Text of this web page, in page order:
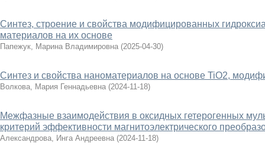
Синтез, строение и свойства модифицированных
материалов на их основе
Папежук, Марина Владимировна (2025-04-30)
Синтез и свойства наноматериалов на основе TiO2,
Волкова, Мария Геннадьевна (2024-11-18)
Межфазные взаимодействия в оксидных гетерогенных
критерий эффективности магнитоэлектрического
Александрова, Инга Андреевна (2024-11-18)